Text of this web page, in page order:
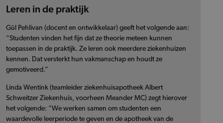
Leren in de praktijk
Gül Pehlivan (docent en ontwikkelaar) geeft het volgende aan:
“Studenten vinden het fijn dat ze theorie meteen kunnen
toepassen in de praktijk. Ze leren ook meerdere ziekenhuizen
kennen. Dat versterkt hun vakmanschap en houdt ze
gemotiveerd.”
Linda Wentink (teamleider ziekenhuisapotheek Albert
Schweitzer Ziekenhuis, voorheen Meander MC) zegt hierover
het volgende: “We werken samen om studenten een
waardevolle leerperiode te geven en de apotheek van de